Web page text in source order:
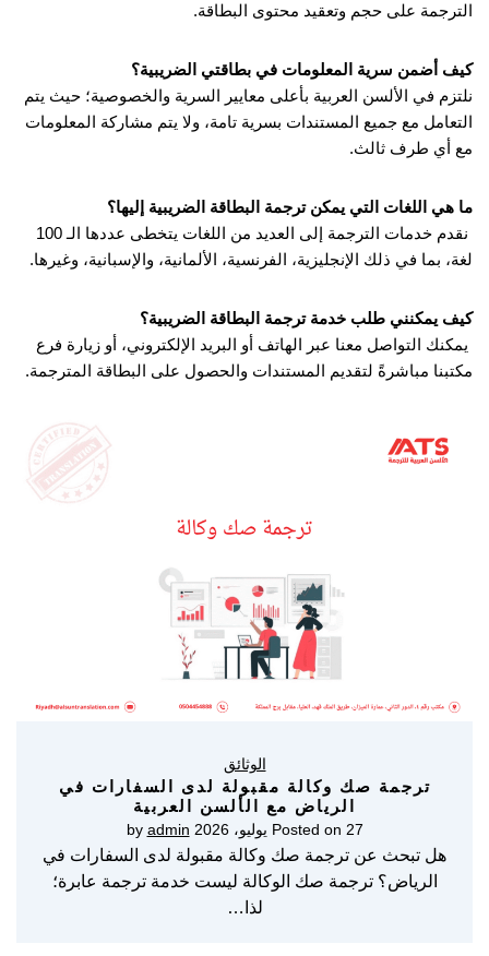
الترجمة على حجم وتعقيد محتوى البطاقة.
كيف أضمن سرية المعلومات في بطاقتي الضريبية؟
نلتزم في الألسن العربية بأعلى معايير السرية والخصوصية؛ حيث يتم
التعامل مع جميع المستندات بسرية تامة، ولا يتم مشاركة المعلومات
مع أي طرف ثالث.
ما هي اللغات التي يمكن ترجمة البطاقة الضريبية إليها؟
نقدم خدمات الترجمة إلى العديد من اللغات يتخطى عددها الـ 100
لغة، بما في ذلك الإنجليزية، الفرنسية، الألمانية، والإسبانية، وغيرها.
كيف يمكنني طلب خدمة ترجمة البطاقة الضريبية؟
يمكنك التواصل معنا عبر الهاتف أو البريد الإلكتروني، أو زيارة فرع
مكتبنا مباشرةً لتقديم المستندات والحصول على البطاقة المترجمة.
الوثائق
ترجمة صك وكالة مقبولة لدى السفارات في
الرياض مع الألسن العربية
Posted on 27 يوليو، 2026 admin
هل تبحث عن ترجمة صك وكالة مقبولة لدى السفارات في
الرياض؟ ترجمة صك الوكالة ليست خدمة ترجمة عابرة؛
لذا…